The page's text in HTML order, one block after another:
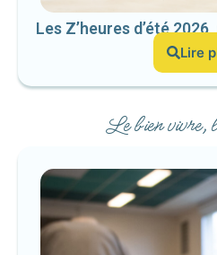
Les Z’heures d’été
Lire
Le bien vivre,